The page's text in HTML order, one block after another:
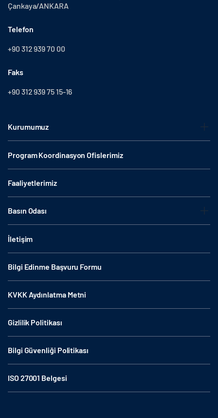
Çankaya/ANKARA
Telefon
+90 312 939 70 00
Faks
+90 312 939 75 15-16
Kurumumuz
Program Koordinasyon Ofislerimiz
Faaliyetlerimiz
Basın Odası
İletişim
Bilgi Edinme Başvuru Formu
KVKK Aydınlatma Metni
Gizlilik Politikası
Bilgi Güvenliği Politikası
ISO 27001 Belgesi